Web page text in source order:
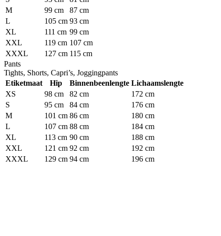
M
99 cm
87 cm
L
105 cm 93 cm
XL
111 cm 99 cm
XXL
119 cm 107 cm
XXXL
127 cm 115 cm
Pants
Tights, Shorts, Capri’s, Joggingpants
Etiketmaat
Hip Binnenbeenlengte Lichaamslengte
XS
98 cm 82 cm
172 cm
S
95 cm 84 cm
176 cm
M
101 cm 86 cm
180 cm
L
107 cm 88 cm
184 cm
XL
113 cm 90 cm
188 cm
XXL
121 cm 92 cm
192 cm
XXXL
129 cm 94 cm 196 cm